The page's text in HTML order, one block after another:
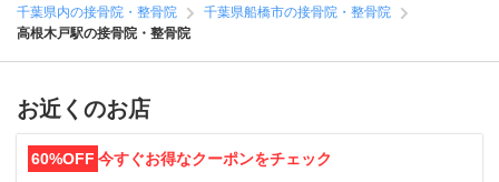
千葉県内の接骨院・整骨院
千葉県船橋市の接骨院・整骨院
高根木戸駅の接骨院・整骨院
お近くのお店
60%OFF 今すぐお得なクーポンをチェック